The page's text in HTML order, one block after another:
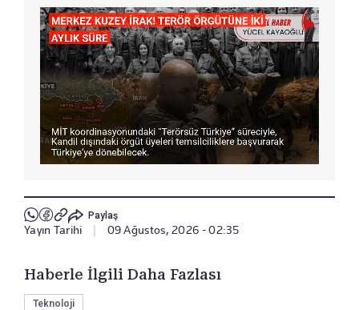
Paylaş
Yayın Tarihi 09 Ağustos, 2026 - 02:35
Haberle İlgili Daha Fazlası
Teknoloji